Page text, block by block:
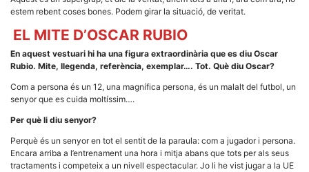
estem rebent coses bones. Podem girar la situació, de veritat.
EL MITE D’OSCAR RUBIO
En aquest vestuari hi ha una figura extraordinària que es diu Oscar
Rubio. Mite, llegenda, referència, exemplar…. Tot. Què diu Oscar?
Com a persona és un 12, una magnífica persona, és un malalt del futbol, un
senyor que es cuida moltíssim….
Per què li diu senyor?
Perquè és un senyor en tot el sentit de la paraula: com a jugador i persona.
Encara arriba a l’entrenament una hora i mitja abans que tots per als seus
tractaments i competeix a un nivell espectacular. Jo li he vist jugar a la UE